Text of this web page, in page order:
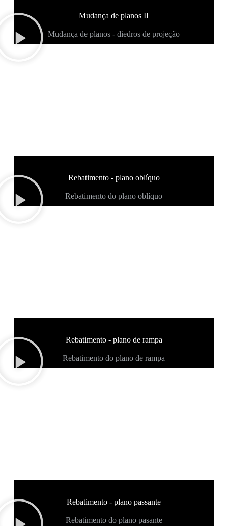
Mudança de planos II
Mudança de planos - diedros de projeção
Rebatimento - plano oblíquo
Rebatimento do plano oblíquo
Rebatimento - plano de rampa
Rebatimento do plano de rampa
Rebatimento - plano passante
Rebatimento do plano pasante